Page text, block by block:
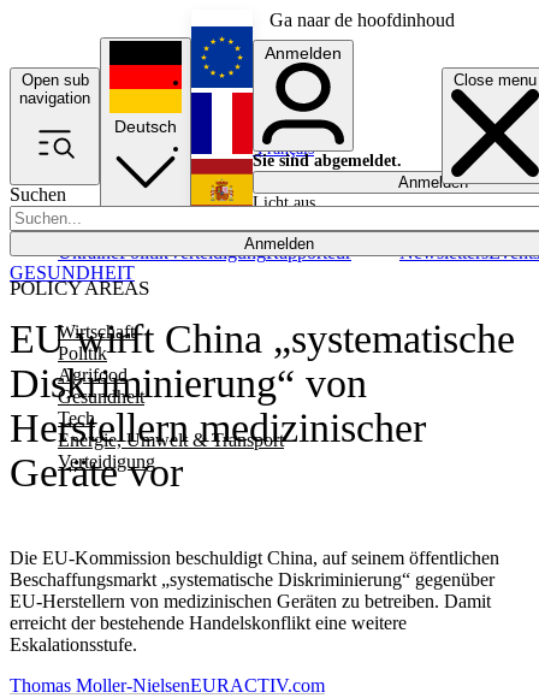
Ga naar de hoofdinhoud
Open sub
navigation
Close menu
Suchen
Anmelden
POLICY AREAS
Wirtschaft
Politik
Agrifood
Gesundheit
Tech
Energie, Umwelt & Transport
Verteidigung
UkrainePolitikVerteidigungRapporteur NewslettersEvents
Deutsch
English
Français
Anmelden
Sie sind abgemeldet.
Anmelden
Licht aus
EU wirft China „systematische
Diskriminierung“ von
Herstellern medizinischer
Geräte vor
Die EU-Kommission beschuldigt China, auf seinem öffentlichen
Beschaffungsmarkt „systematische Diskriminierung“ gegenüber
EU-Herstellern von medizinischen Geräten zu betreiben. Damit
erreicht der bestehende Handelskonflikt eine weitere
Eskalationsstufe.
GESUNDHEIT
Thomas Moller-NielsenEURACTIV.com